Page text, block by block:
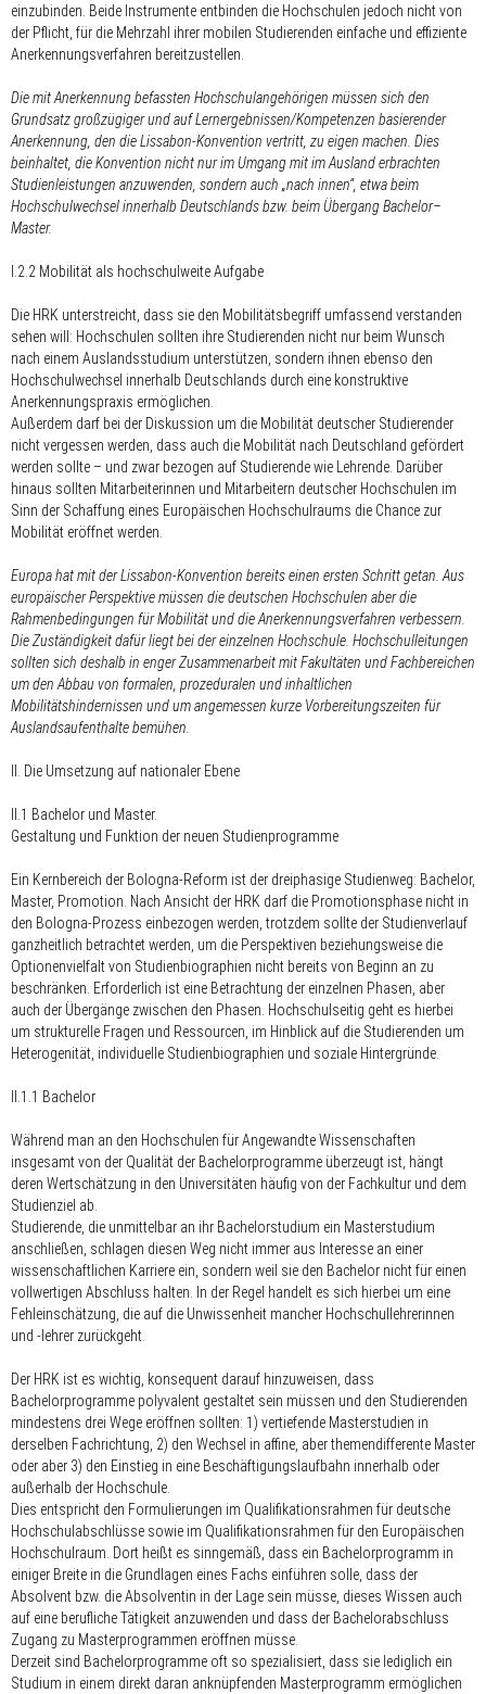
einzubinden. Beide Instrumente entbinden die Hochschulen jedoch nicht von
der Pflicht, für die Mehrzahl ihrer mobilen Studierenden einfache und effiziente
Anerkennungsverfahren bereitzustellen.
Die mit Anerkennung befassten Hochschulangehörigen müssen sich den
Grundsatz großzügiger und auf Lernergebnissen/Kompetenzen basierender
Anerkennung, den die Lissabon-Konvention vertritt, zu eigen machen. Dies
beinhaltet, die Konvention nicht nur im Umgang mit im Ausland erbrachten
Studienleistungen anzuwenden, sondern auch „nach innen“, etwa beim
Hochschulwechsel innerhalb Deutschlands bzw. beim Übergang Bachelor–
Master.
I.2.2 Mobilität als hochschulweite Aufgabe
Die HRK unterstreicht, dass sie den Mobilitätsbegriff umfassend verstanden
sehen will: Hochschulen sollten ihre Studierenden nicht nur beim Wunsch
nach einem Auslandsstudium unterstützen, sondern ihnen ebenso den
Hochschulwechsel innerhalb Deutschlands durch eine konstruktive
Anerkennungspraxis ermöglichen.
Außerdem darf bei der Diskussion um die Mobilität deutscher Studierender
nicht vergessen werden, dass auch die Mobilität nach Deutschland gefördert
werden sollte – und zwar bezogen auf Studierende wie Lehrende. Darüber
hinaus sollten Mitarbeiterinnen und Mitarbeitern deutscher Hochschulen im
Sinn der Schaffung eines Europäischen Hochschulraums die Chance zur
Mobilität eröffnet werden.
Europa hat mit der Lissabon-Konvention bereits einen ersten Schritt getan. Aus
europäischer Perspektive müssen die deutschen Hochschulen aber die
Rahmenbedingungen für Mobilität und die Anerkennungsverfahren verbessern.
Die Zuständigkeit dafür liegt bei der einzelnen Hochschule. Hochschulleitungen
sollten sich deshalb in enger Zusammenarbeit mit Fakultäten und Fachbereichen
um den Abbau von formalen, prozeduralen und inhaltlichen
Mobilitätshindernissen und um angemessen kurze Vorbereitungszeiten für
Auslandsaufenthalte bemühen.
II. Die Umsetzung auf nationaler Ebene
II.1 Bachelor und Master.
Gestaltung und Funktion der neuen Studienprogramme
Ein Kernbereich der Bologna-Reform ist der dreiphasige Studienweg: Bachelor,
Master, Promotion. Nach Ansicht der HRK darf die Promotionsphase nicht in
den Bologna-Prozess einbezogen werden, trotzdem sollte der Studienverlauf
ganzheitlich betrachtet werden, um die Perspektiven beziehungsweise die
Optionenvielfalt von Studienbiographien nicht bereits von Beginn an zu
beschränken. Erforderlich ist eine Betrachtung der einzelnen Phasen, aber
auch der Übergänge zwischen den Phasen. Hochschulseitig geht es hierbei
um strukturelle Fragen und Ressourcen, im Hinblick auf die Studierenden um
Heterogenität, individuelle Studienbiographien und soziale Hintergründe.
II.1.1 Bachelor
Während man an den Hochschulen für Angewandte Wissenschaften
insgesamt von der Qualität der Bachelorprogramme überzeugt ist, hängt
deren Wertschätzung in den Universitäten häufig von der Fachkultur und dem
Studienziel ab.
Studierende, die unmittelbar an ihr Bachelorstudium ein Masterstudium
anschließen, schlagen diesen Weg nicht immer aus Interesse an einer
wissenschaftlichen Karriere ein, sondern weil sie den Bachelor nicht für einen
vollwertigen Abschluss halten. In der Regel handelt es sich hierbei um eine
Fehleinschätzung, die auf die Unwissenheit mancher Hochschullehrerinnen
und -lehrer zurückgeht.
Der HRK ist es wichtig, konsequent darauf hinzuweisen, dass
Bachelorprogramme polyvalent gestaltet sein müssen und den Studierenden
mindestens drei Wege eröffnen sollten: 1) vertiefende Masterstudien in
derselben Fachrichtung, 2) den Wechsel in affine, aber themendifferente Master
oder aber 3) den Einstieg in eine Beschäftigungslaufbahn innerhalb oder
außerhalb der Hochschule.
Dies entspricht den Formulierungen im Qualifikationsrahmen für deutsche
Hochschulabschlüsse sowie im Qualifikationsrahmen für den Europäischen
Hochschulraum. Dort heißt es sinngemäß, dass ein Bachelorprogramm in
einiger Breite in die Grundlagen eines Fachs einführen solle, dass der
Absolvent bzw. die Absolventin in der Lage sein müsse, dieses Wissen auch
auf eine berufliche Tätigkeit anzuwenden und dass der Bachelorabschluss
Zugang zu Masterprogrammen eröffnen müsse.
Derzeit sind Bachelorprogramme oft so spezialisiert, dass sie lediglich ein
Studium in einem direkt daran anknüpfenden Masterprogramm ermöglichen